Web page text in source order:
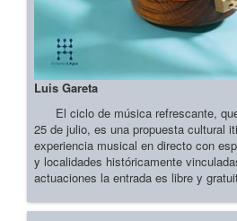
Luis Gareta
El ciclo de música refrescante,
25 de julio, es una propuesta cultural
experiencia musical en directo con
y localidades históricamente
actuaciones la entrada es libre y